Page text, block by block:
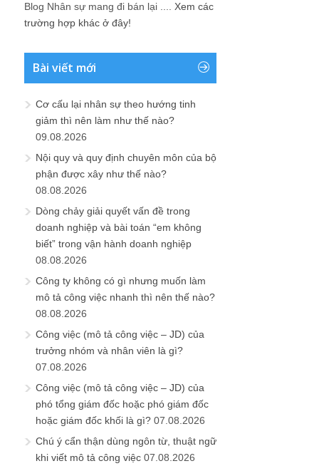
Blog Nhân sự mang đi bán lại .... Xem các
trường hợp khác ở đây!
Bài viết mới
Cơ cấu lại nhân sự theo hướng tinh
giảm thì nên làm như thế nào?
09.08.2026
Nội quy và quy định chuyên môn của bộ
phận được xây như thế nào?
08.08.2026
Dòng chảy giải quyết vấn đề trong
doanh nghiệp và bài toán “em không
biết” trong vận hành doanh nghiệp
08.08.2026
Công ty không có gì nhưng muốn làm
mô tả công việc nhanh thì nên thế nào?
08.08.2026
Công việc (mô tả công việc – JD) của
trưởng nhóm và nhân viên là gì?
07.08.2026
Công việc (mô tả công việc – JD) của
phó tổng giám đốc hoặc phó giám đốc
hoặc giám đốc khối là gì? 07.08.2026
Chú ý cẩn thận dùng ngôn từ, thuật ngữ
khi viết mô tả công việc 07.08.2026